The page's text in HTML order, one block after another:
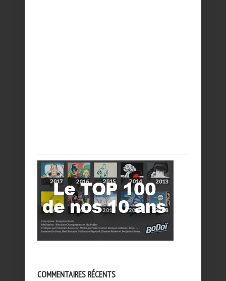
COMMENTAIRES RÉCENTS